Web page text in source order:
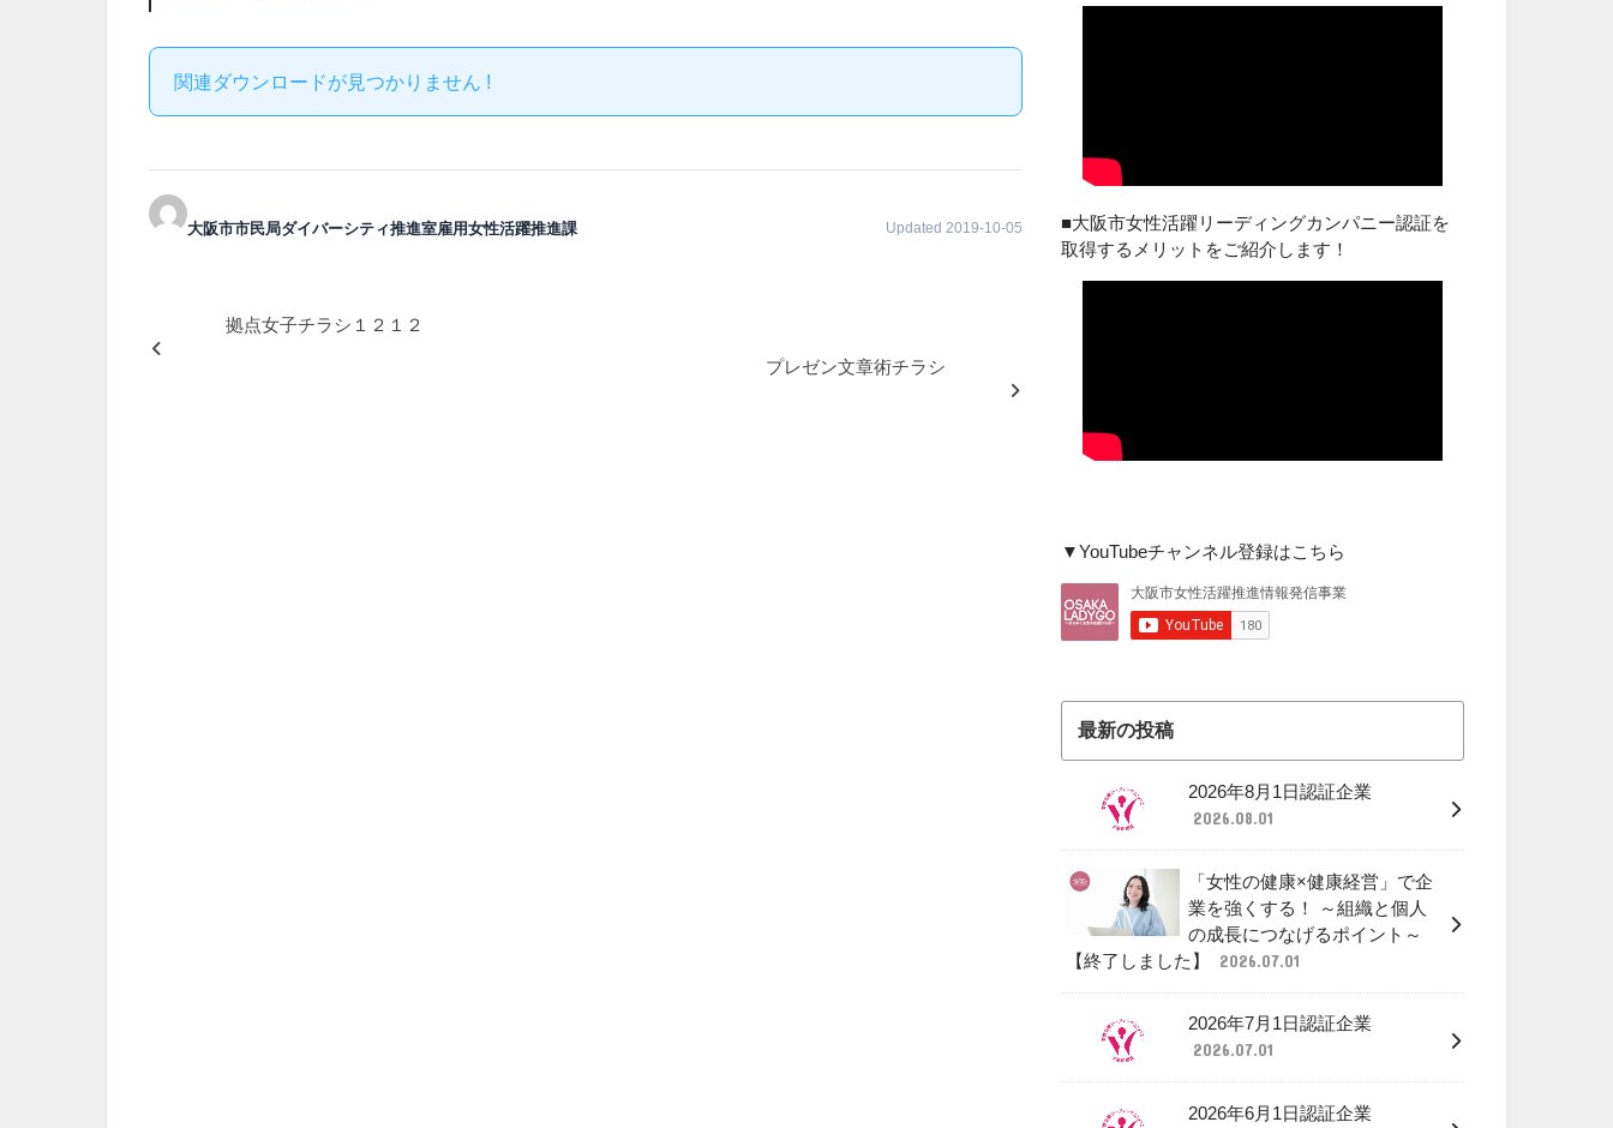
関連ダウンロードが見つかりません !
大阪市市民局ダイバーシティ推進室雇用女性活躍推進課 Updated 2019-10-05
拠点女子チラシ１２１２
プレゼン文章術チラシ
■大阪市女性活躍リーディングカンパニー認証を
取得するメリットをご紹介します！
▼YouTubeチャンネル登録はこちら
最新の投稿
2026年8月1日認証企業
2026.08.01
「女性の健康×健康経営」で企
業を強くする！ ～組織と個人
の成長につなげるポイント～
【終了しました】
2026.07.01
2026年7月1日認証企業
2026.07.01
2026年6月1日認証企業